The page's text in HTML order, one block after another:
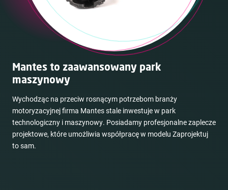
Mantes to zaawansowany park
maszynowy
Wychodząc na przeciw rosnącym potrzebom branży
motoryzacyjnej firma Mantes stale inwestuje w park
technologiczny i maszynowy. Posiadamy profesjonalne zaplecze
projektowe, które umożliwia współpracę w modelu Zaprojektuj
to sam.